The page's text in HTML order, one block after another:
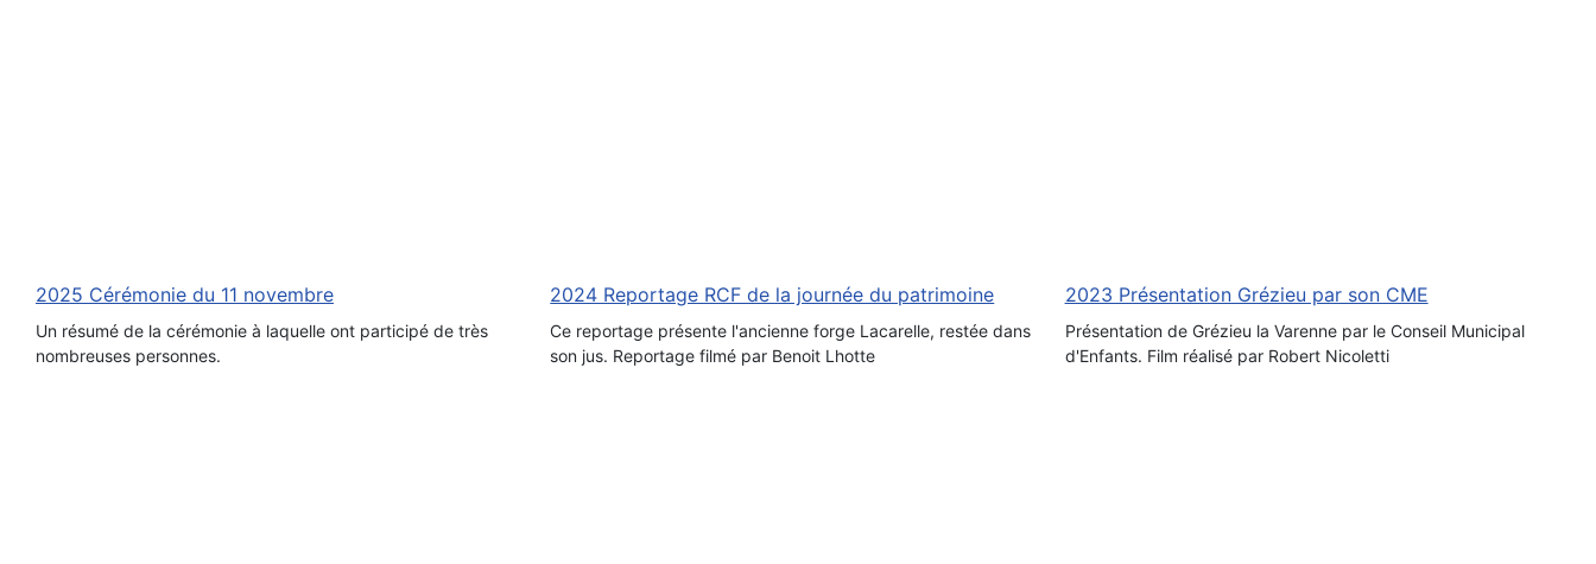
2025 Cérémonie du 11 novembre
Un résumé de la cérémonie à laquelle ont participé de très
nombreuses personnes.
2024 Reportage RCF de la journée du patrimoine
Ce reportage présente l'ancienne forge Lacarelle, restée dans
son jus. Reportage filmé par Benoit Lhotte
2023 Présentation Grézieu par son CME
Présentation de Grézieu la Varenne par le Conseil Municipal
d'Enfants. Film réalisé par Robert Nicoletti